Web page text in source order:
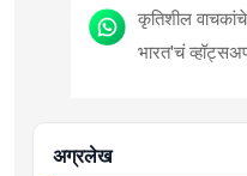
कृतिशील
भारत'चं
अग्रलेख